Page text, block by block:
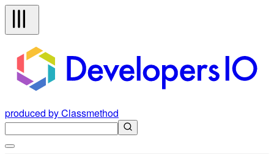
produced by Classmethod